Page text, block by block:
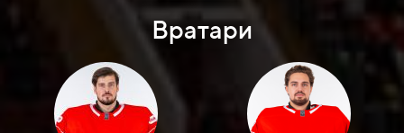
Вратари